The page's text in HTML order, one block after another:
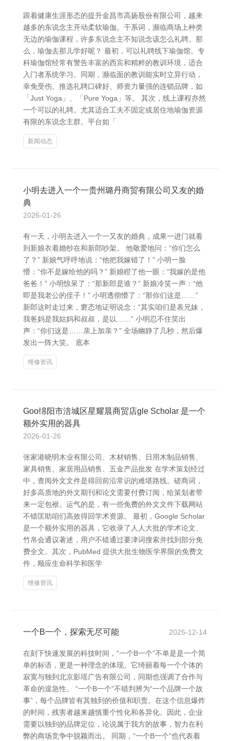
跟着健康生涯形态的提升金昌市高扬股份有限公司，越来
越多的东说念主开动柔软瑜伽。干系词，濒临商场上种类
无边的瑜伽课程，许多东说念主不知说念该怎么礼聘。那
么，瑜伽去那儿学好呢？ 最初，可以礼聘线下瑜伽馆。专
科瑜伽馆经常有警告丰富的西宾和精粹的教训环境，适合
入门者系统学习。同期，濒临面的教训能实时立异行动，
幸免受伤。推选礼聘口碑好、师资力量强的连锁品牌，如
「Just Yoga」、「Pure Yoga」等。 其次，线上课程亦然
一个可以的礼聘。尤其适合工夫不固定或居住地瑜伽资源
有限的东说念主群。平台如「
新闻动态
小明去进入一个一贵州璐丹商贸有限公司又友的婚
典
2026-01-26
有一天，小明去进入一个一又友的婚典，成果一进门就看
到新娘衣着婚纱在和新郎吵架。 他敬爱地问：“你们怎么
了？” 新娘气呼呼地说：“他把我嫁错了！” 小明一脸
懵：“你不是嫁给他的吗？” 新娘瞪了他一眼：“我嫁的是他
爸爸！” 小明惊呆了：“那新郎是谁？” 新娘冷笑一声：“他
即是我老公的侄子！” 小明透彻懵了：“那你们这是……”
新郎这时走过来，窘态地证明说念：“其实咱们是表兄妹，
我爸妈是我姑妈和叔叔，是以……” 小明忍不住笑出
声：“你们这是……亲上加亲？” 全场幽静了几秒，然后爆
发出一阵大笑。 底本
维修资讯
Goo绵阳市涪城区星耀晨商贸店gle Scholar 是一个
额外实用的器具
2026-01-26
张家港晓明木业有限公司、木材销售、日用木制品销售、
家具销售、家居用品销售、五金产品批发 在学术策划经过
中，查阅外文文件是得回前沿常识的难堪路线。磋商词，
好多高质地的外文期刊和论文需要付费订阅，给策划者带
来一定包袱。运气的是，有一些免费的外文文件下载网站
不错匡助咱们高效得回学术资源。 最初，Google Scholar
是一个额外实用的器具，它收录了人人大批的学术论文、
竹帛会通议著述，用户不错通过要津词搜索并找到部分免
费全文。其次，PubMed 提供大批生物医学界限的免费文
件，顺应生命科学和医学
维修资讯
一个B一个，探索无尽可能 2025-12-14
在刻下快速发展的科技时间，“一个B一个”不单是是一个简
单的标语，更是一种理念的体现。它绮丽着每一个个体的
寂寞与独到北京影瑶广告有限公司，同期也强调了合作与
革命的遑急性。 “一个B一个”不错判辨为“一个品牌一个故
事”，每个品牌皆有其独到的价值和职责。在这个信息爆炸
的时间，残害者越来越慎重个性化和各异化。因此，企业
需要以独到的品牌定位，论说属于我方的故事，智力在利
弊的商场竞争中脱颖而出。 同期，“一个B一个”也代表着